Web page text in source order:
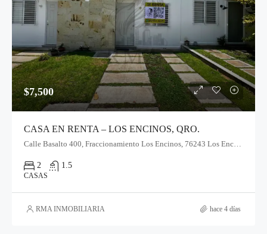
$7,500
CASA EN RENTA – LOS ENCINOS, QRO.
2 1.5
CASAS
RMA INMOBILIARIA hace 4 días